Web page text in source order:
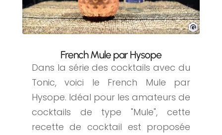
French Mule par Hysope
Dans la série des cocktails avec du
Tonic, voici le French Mule par
Hysope. Idéal pour les amateurs de
cocktails de type "Mule", cette
recette de cocktail est proposée